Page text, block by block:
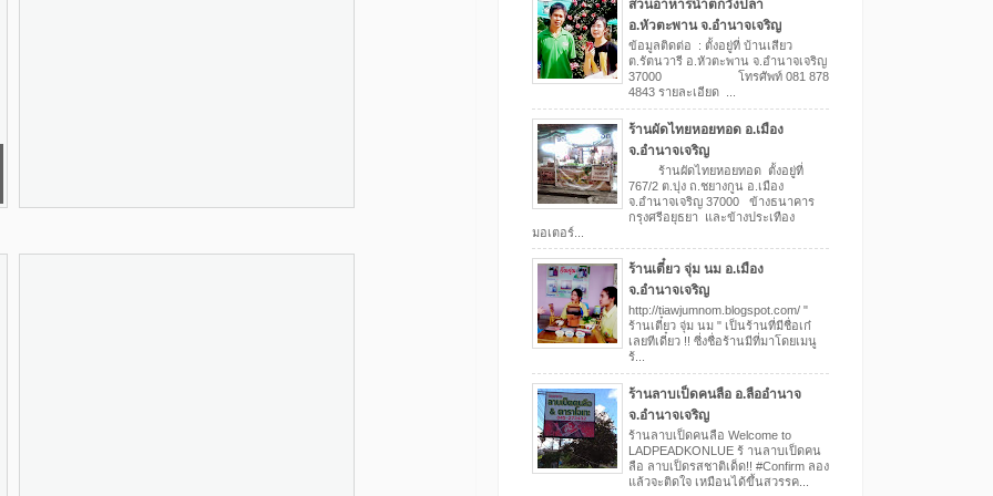
สวนอาหารน้ำตกวังปลา
อ.หัวตะพาน จ.อำนาจเจริญ
ข้อมูลติดต่อ : ตั้งอยู่ที่ บ้านเสียว
ต.รัตนวารี อ.หัวตะพาน จ.อำนาจเจริญ
37000 โทรศัพท์ 081 878
4843 รายละเอียด ...
ร้านผัดไทยหอยทอด อ.เมือง
จ.อำนาจเจริญ
ร้านผัดไทยหอยทอด ตั้งอยู่ที่
767/2 ต.บุ่ง ถ.ชยางกูน อ.เมือง
จ.อำนาจเจริญ 37000 ข้างธนาคาร
กรุงศรีอยุธยา และข้างประเทือง
มอเตอร์...
ร้านเตี๋ยว จุ่ม นม อ.เมือง
จ.อำนาจเจริญ
http://tiawjumnom.blogspot.com/ "
ร้านเตี๋ยว จุ่ม นม " เป็นร้านที่มีชื่อเก๋
เลยทีเดี๋ยว !! ซี่งชื่อร้านมีที่มาโดยเมนู
ร้...
ร้านลาบเป็ดคนลือ อ.ลืออำนาจ
จ.อำนาจเจริญ
ร้านลาบเป็ดคนลือ Welcome to
LADPEADKONLUE ร้ านลาบเป็ดคน
ลือ ลาบเป็ดรสชาติเด็ด!! ‪#‎Confirm‬ ลอง
แล้วจะติดใจ เหมือนได้ขึ้นสวรรค...